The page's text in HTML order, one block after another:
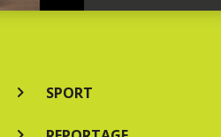
SPORT